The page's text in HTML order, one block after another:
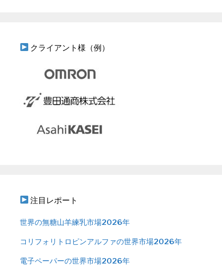
クライアント様（例）
注目レポート
世界の無糖山羊練乳市場2026年
コリフォリトロピンアルファの世界市場2026年
電子ペーパーの世界市場2026年